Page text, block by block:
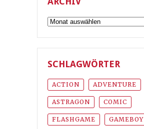
Archiv
SCHLAGWÖRTER
ACTION ADVENTURE
ASTRAGON COMIC
FLASHGAME GAMEBOY